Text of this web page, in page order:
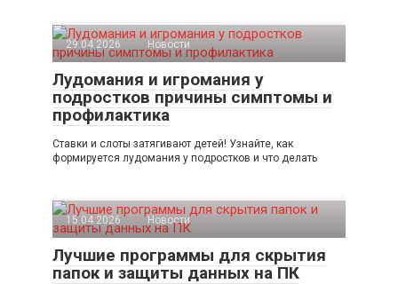
29.04.2026 Новости
Лудомания и игромания у
подростков причины симптомы и
профилактика
Ставки и слоты затягивают детей! Узнайте, как
формируется лудомания у подростков и что делать
15.04.2026 Новости
Лучшие программы для скрытия
папок и защиты данных на ПК